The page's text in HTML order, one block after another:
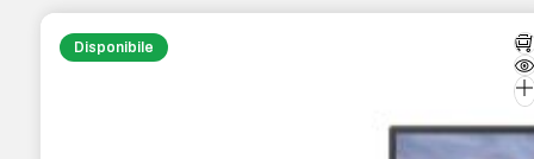
Disponibile